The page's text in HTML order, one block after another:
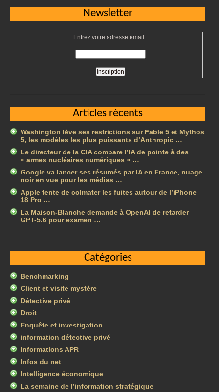
Newsletter
Entrez votre adresse email :
Articles récents
Washington lève ses restrictions sur Fable 5 et Mythos
5, les modèles les plus puissants d’Anthropic …
Le directeur de la CIA compare l’IA de pointe à des
« armes nucléaires numériques » …
Google va lancer ses résumés par IA en France, nuage
noir en vue pour les médias …
Apple tente de colmater les fuites autour de l’iPhone
18 Pro …
La Maison-Blanche demande à OpenAI de retarder
GPT-5.6 pour examen …
Catégories
Benchmarking
Client et visite mystère
Détective privé
Droit
Enquête et investigation
information détective privé
Informations APR
Infos du net
Intelligence économique
La semaine de l’information stratégique